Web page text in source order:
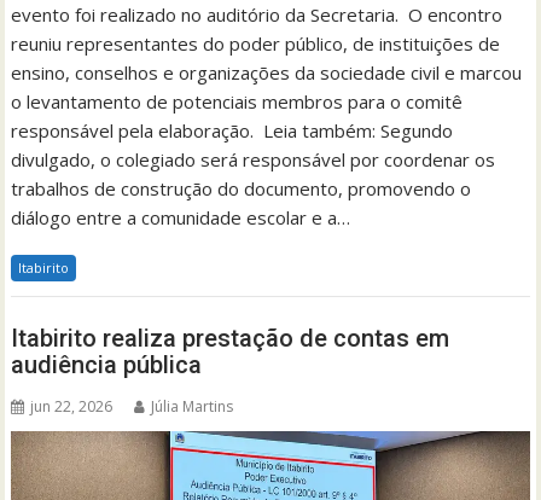
evento foi realizado no auditório da Secretaria. O encontro
reuniu representantes do poder público, de instituições de
ensino, conselhos e organizações da sociedade civil e marcou
o levantamento de potenciais membros para o comitê
responsável pela elaboração. Leia também: Segundo
divulgado, o colegiado será responsável por coordenar os
trabalhos de construção do documento, promovendo o
diálogo entre a comunidade escolar e a…
Itabirito
Itabirito realiza prestação de contas em
audiência pública
jun 22, 2026 Júlia Martins